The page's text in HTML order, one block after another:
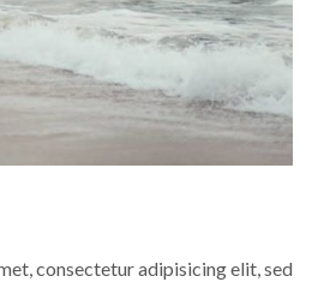
consectetur adipisicing elit, sed